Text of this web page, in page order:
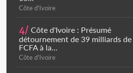
Côte d'Ivoire
4/ Côte d'Ivoire : Présumé
détournement de 39 milliards de
FCFA à la...
Côte d'Ivoire